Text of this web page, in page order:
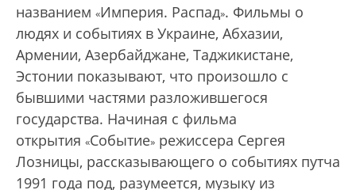
названием «Империя. Распад». Фильмы о
людях и событиях в Украине, Абхазии,
Армении, Азербайджане, Таджикистане,
Эстонии показывают, что произошло с
бывшими частями разложившегося
государства. Начиная с фильма
открытия «Событие» режиссера Сергея
Лозницы, рассказывающего о событиях путча
1991 года под, разумеется, музыку из